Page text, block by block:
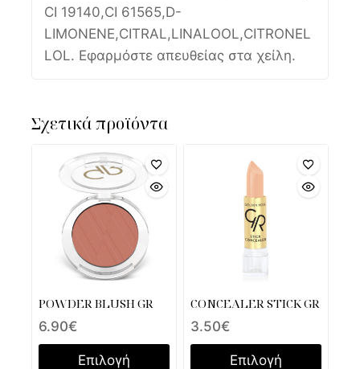
CI 19140,CI 61565,D-
LIMONENE,CITRAL,LINALOOL,CITRONEL
LOL. Εφαρμόστε απευθείας στα χείλη.
Σχετικά προϊόντα
POWDER BLUSH GR
6.90€
Επιλογή
CONCEALER STICK GR
3.50€
Επιλογή